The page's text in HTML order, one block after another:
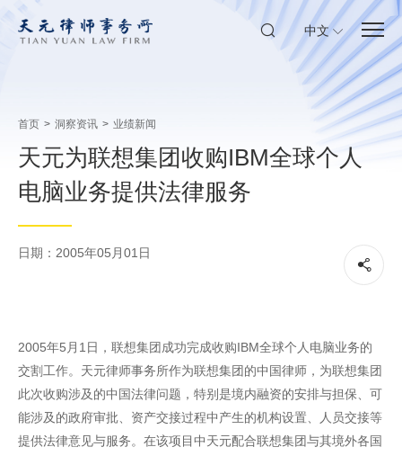
中文
首页 > 洞察资讯 > 业绩新闻
天元为联想集团收购IBM全球个人
电脑业务提供法律服务
日期：2005年05月01日
2005年5月1日，联想集团成功完成收购IBM全球个人电脑业务的
交割工作。天元律师事务所作为联想集团的中国律师，为联想集团
此次收购涉及的中国法律问题，特别是境内融资的安排与担保、可
能涉及的政府审批、资产交接过程中产生的机构设置、人员交接等
提供法律意见与服务。在该项目中天元配合联想集团与其境外各国